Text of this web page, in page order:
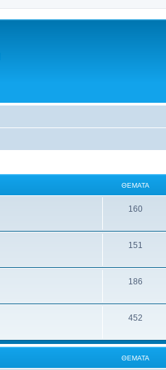
ΘΈΜΑΤΑ
160
151
186
452
ΘΈΜΑΤΑ